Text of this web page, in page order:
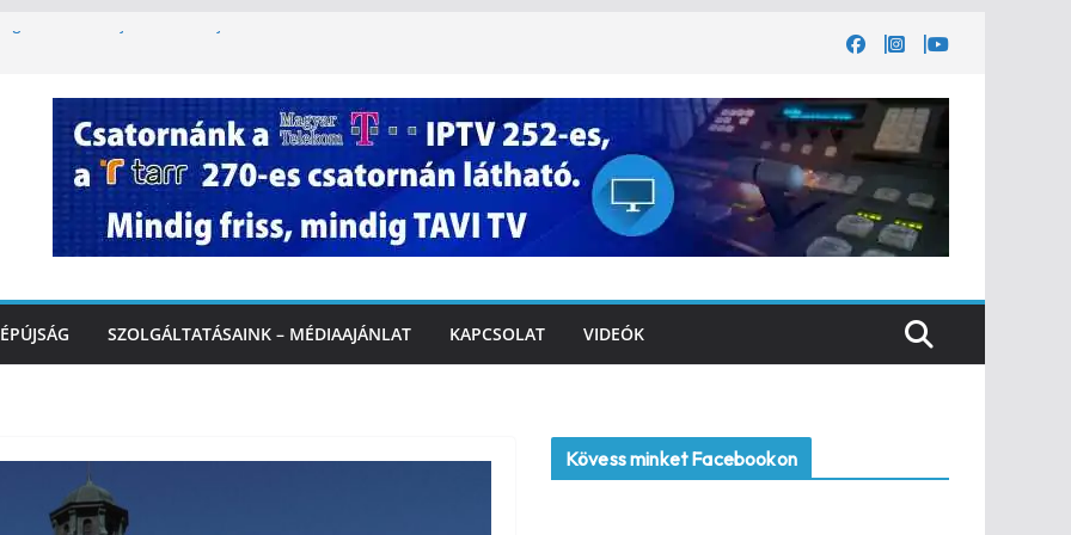
felfrissülés: jövő héten újra berobban
3. kerület TVE csapatát fogadta a
a tűzoltók dolgát Marcalinál
közlekedésért, elektromos
SZOLGÁLTATÁSAINK – MÉDIAAJÁNLAT KAPCSOLAT VIDEÓK
Kövess minket Facebookon